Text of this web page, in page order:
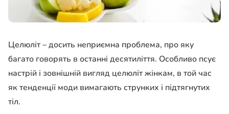
Целюліт – досить неприємна проблема, про яку
багато говорять в останні десятиліття. Особливо псує
настрій і зовнішній вигляд целюліт жінкам, в той час
як тенденції моди вимагають струнких і підтягнутих
тіл.